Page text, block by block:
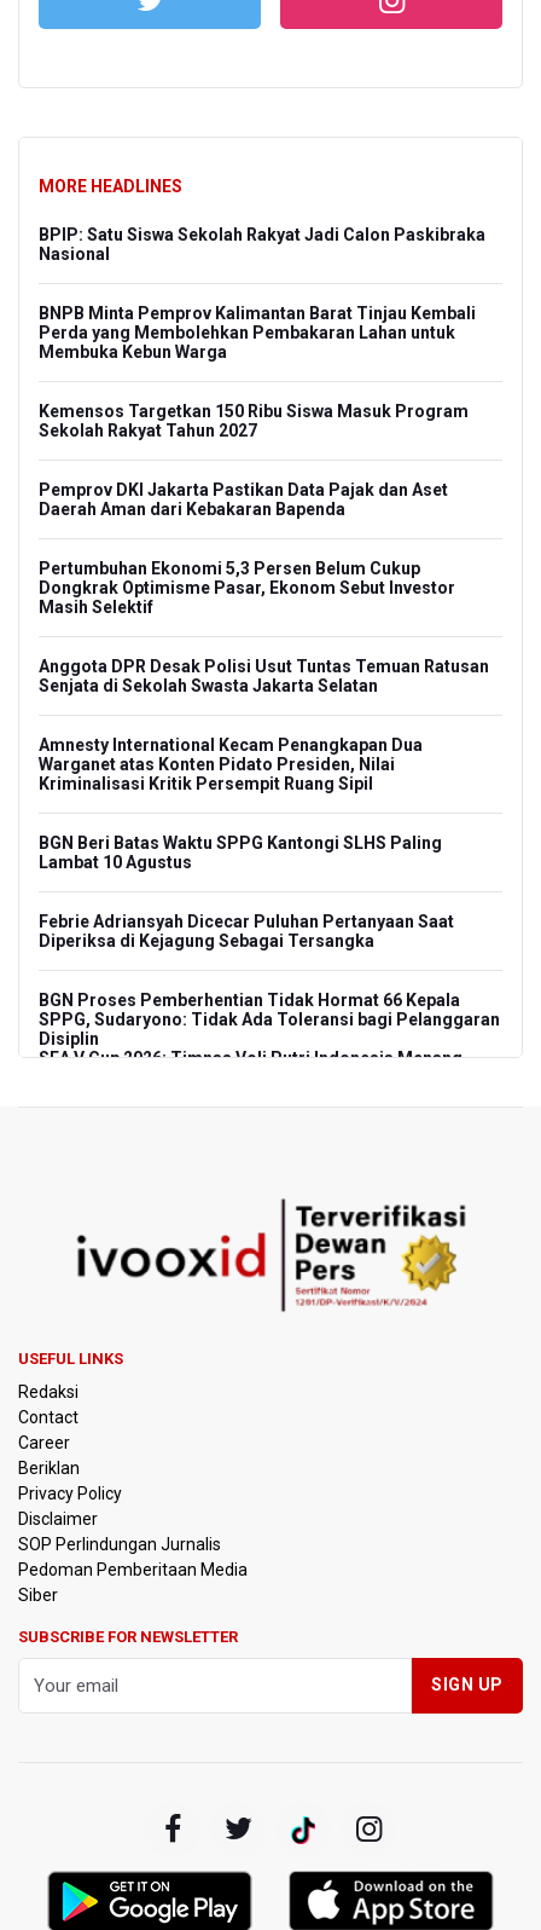
MORE HEADLINES
BPIP: Satu Siswa Sekolah Rakyat Jadi Calon Paskibraka
Nasional
BNPB Minta Pemprov Kalimantan Barat Tinjau Kembali
Perda yang Membolehkan Pembakaran Lahan untuk
Membuka Kebun Warga
Kemensos Targetkan 150 Ribu Siswa Masuk Program
Sekolah Rakyat Tahun 2027
Pemprov DKI Jakarta Pastikan Data Pajak dan Aset
Daerah Aman dari Kebakaran Bapenda
Pertumbuhan Ekonomi 5,3 Persen Belum Cukup
Dongkrak Optimisme Pasar, Ekonom Sebut Investor
Masih Selektif
Anggota DPR Desak Polisi Usut Tuntas Temuan Ratusan
Senjata di Sekolah Swasta Jakarta Selatan
Amnesty International Kecam Penangkapan Dua
Warganet atas Konten Pidato Presiden, Nilai
Kriminalisasi Kritik Persempit Ruang Sipil
BGN Beri Batas Waktu SPPG Kantongi SLHS Paling
Lambat 10 Agustus
Febrie Adriansyah Dicecar Puluhan Pertanyaan Saat
Diperiksa di Kejagung Sebagai Tersangka
BGN Proses Pemberhentian Tidak Hormat 66 Kepala
SPPG, Sudaryono: Tidak Ada Toleransi bagi Pelanggaran
Disiplin
SEA V Cup 2026: Timnas Voli Putri Indonesia Menang
PSSI Evaluasi TImnas Indonesia Setelah Gagal Tembus
Timnas Indonesia Tersingkir di Piala AFF 2026 Setelah
Pemerintah Matangkan Rencana Pembaruan Buku Ajar
Kebakaran Alun-alun Suryakancana
Menkomdigi Sebut Kehadiran AI Factory Perkuat Posisi
Indonesia
Perumnas Bangun Hunian Bersubsidi dengan Konsep
Sebesar 145,3 Miliar Dolar AS
Adriansyah
USEFUL LINKS
Redaksi
Contact
Career
Beriklan
Privacy Policy
Disclaimer
SOP Perlindungan Jurnalis
Pedoman Pemberitaan Media
Siber
SUBSCRIBE FOR NEWSLETTER